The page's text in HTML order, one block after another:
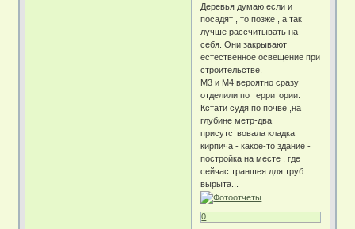
Деревья думаю если и
посадят , то позже , а так
лучше рассчитывать на
себя. Они закрывают
естественное освещение при
строительстве.
М3 и М4 вероятно сразу
отделили по территории.
Кстати судя по почве ,на
глубине метр-два
присутствовала кладка
кирпича - какое-то здание -
постройка на месте , где
сейчас траншея для труб
вырыта...
0